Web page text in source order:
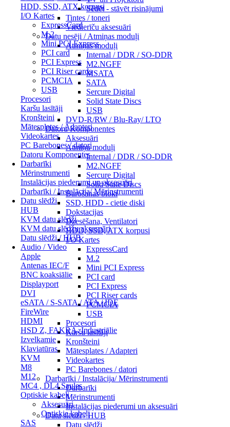
HDD, SSD, ATX korpusi
I/O Kartes
ExpressCard
M.2
Mini PCI Express
PCI card
PCI Express
PCI Riser cards
PCMCIA
USB
Procesori
Karšu lasītāji
Kronšteini
Mātesplates / Adapteri
Videokartes
PC Barebones / datori
Datoru Komponentes
Darbarīki
Mērinstrumenti
Instalācijas piederumi un aksesuāri
Darbarīki / Instalācija/ Mērinstrumenti
Datu slēdži
HUB
KVM datu slēdži
KVM datu slēdžu aksesuāri
Datu slēdži / HUB
Audio / Video
Apple
Antenas IEC/F
BNC koaksiālie
Displayport
DVI
eSATA / S-SATA / ATA / IDE
FireWire
HDMI
HSD Z, FAKRA, Industriālie
Izvelkamie
Klaviatūras
KVM
M8
M12
MC4 , DL4 Saules
Optiskie kabeļi
Aksesuāri
Optiskie kabeļi
SAS
Sēdēt - stāvēt risinājumi
Tintes / toneri
Viedierīču aksesuāri
Datu nesēji / Atmiņas moduļi
Atmiņas moduļi
Internal / DDR / SO-DDR
M2.NGFF
MSATA
SATA
Sercure Digital
Solid State Discs
USB
DVD-R/RW / Blu-Ray/ LTO
Datoru Komponentes
Aksesuāri
Atmiņu moduļi
Internal / DDR / SO-DDR
M2.NGFF
Sercure Digital
Solid State Discs
Barošanas bloki
SSD, HDD - cietie diski
Dokstacijas
Dzesēšana, Ventilatori
HDD, SSD, ATX korpusi
I/O Kartes
ExpressCard
M.2
Mini PCI Express
PCI card
PCI Express
PCI Riser cards
PCMCIA
USB
Procesori
Karšu lasītāji
Kronšteini
Mātesplates / Adapteri
Videokartes
PC Barebones / datori
Darbarīki / Instalācija/ Mērinstrumenti
Darbarīki
Mērinstrumenti
Instalācijas piederumi un aksesuāri
Datu slēdži / HUB
Datu slēdži